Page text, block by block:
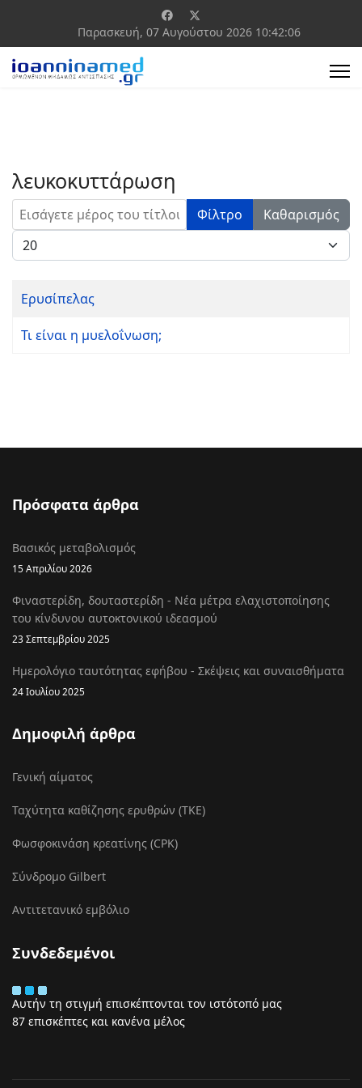
Παρασκευή, 07 Αυγούστου 2026 10:42:06
λευκοκυττάρωση
Εισάγετε μέρος του τίτλου. Φίλτρο
Καθαρισμός
Εμφάνιση #
Ερυσίπελας
Τι είναι η μυελοΐνωση;
Πρόσφατα άρθρα
Βασικός μεταβολισμός
15 Απριλίου 2026
Φιναστερίδη, δουταστερίδη - Νέα μέτρα ελαχιστοποίησης
του κίνδυνου αυτοκτονικού ιδεασμού
23 Σεπτεμβρίου 2025
Ημερολόγιο ταυτότητας εφήβου - Σκέψεις και συναισθήματα
24 Ιουλίου 2025
Δημοφιλή άρθρα
Γενική αίματος
Ταχύτητα καθίζησης ερυθρών (ΤΚΕ)
Φωσφοκινάση κρεατίνης (CPK)
Σύνδρομο Gilbert
Αντιτετανικό εμβόλιο
Συνδεδεμένοι
Αυτήν τη στιγμή επισκέπτονται τον ιστότοπό μας
87 επισκέπτες και κανένα μέλος